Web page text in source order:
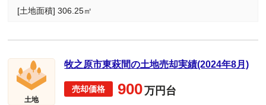
[土地面積] 306.25㎡
土地
牧之原市東萩間の土地売却実績(2024年8月)
900万円台